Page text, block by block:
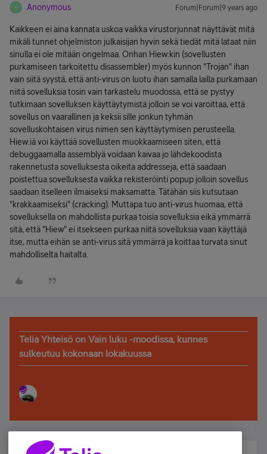
A Anonymous Forum|Forum|9 years ago
Kaikkeen ei aina kannata uskoa vaikka virustorjunnat näyttävät mitä
mikäli tunnet ohjelmiston julkaisijan hyvin sekä tiedät mitä lataat niin
sinulla ei ole mitään ongelmaa. Onhan Hiew:kin (sovellusten
purkamiseen tarkoitettu disassembler) myös kunnon "Trojan" ihan
vain siitä syystä, että anti-virus on luotu ihan samalla lailla purkamaan
niitä sovelluksia tosin vain tarkastelu muodossa, että se pystyy
tutkimaan sovelluksen käyttäytymistä jolloin se voi varoittaa, että
sovellus on vaarallinen ja keksii sille jonkun tyhmän
sovelluskohtaisen virus nimen sen käyttäytymisen perusteella.
Hiew:iä voi käyttää sovellusten muokkaamiseen siten, että
debuggaamalla assemblyä voidaan kaivaa jo lähdekoodista
rakennetusta sovelluksesta oikeita addresseja, että saadaan
poistettua sovelluksesta vaikka rekisteröinti popup jolloin sovellus
saadaan itselleen ilmaiseksi maksamatta. Tätähän siis kutsutaan
"krakkaamiseksi" (cracking). Muttapa tuo anti-virus huomaa, että
sovelluksella on mahdollista purkaa toisia sovelluksia eikä ymmärrä
sitä, että "Hiew" ei itsekseen purkaa niitä sovelluksia vaan käyttäjä
itse, mutta eihän se anti-virus sitä ymmärrä ja koittaa turvata sinut
mahdolliselta haitalta.
Telia Yhteisö on Vain luku -moodissa, kunnes
sulkeutuu kokonaan lokakuussa